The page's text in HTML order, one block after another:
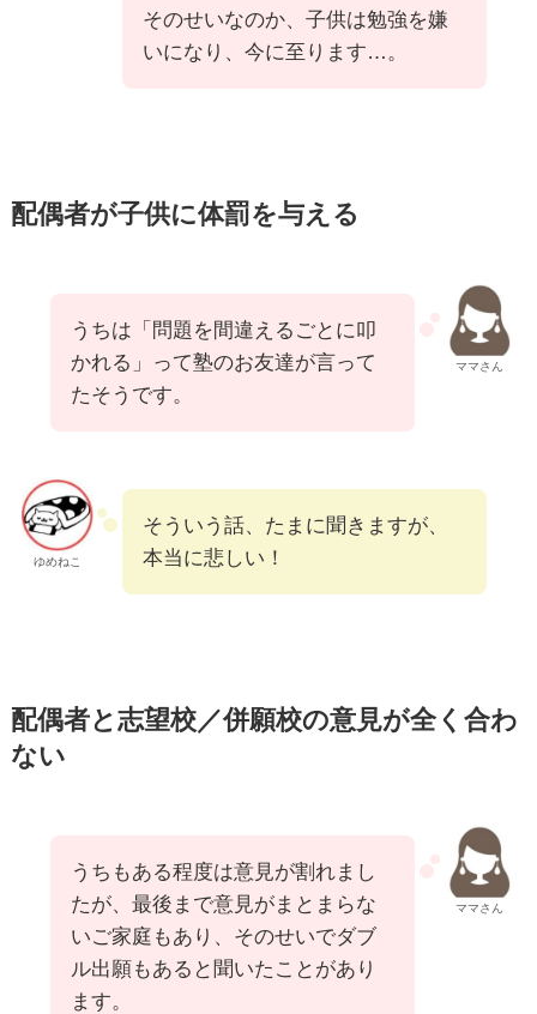
そのせいなのか、子供は勉強を嫌
いになり、今に至ります…。
配偶者が子供に体罰を与える
ママさん
うちは「問題を間違えるごとに叩
かれる」って塾のお友達が言って
たそうです。
ゆめねこ
そういう話、たまに聞きますが、
本当に悲しい！
配偶者と志望校／併願校の意見が全く合わ
ない
ママさん
うちもある程度は意見が割れまし
たが、最後まで意見がまとまらな
いご家庭もあり、そのせいでダブ
ル出願もあると聞いたことがあり
ます。